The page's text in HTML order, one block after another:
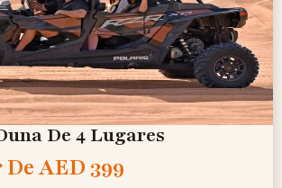
De 4 Lugares
AED 399 ​